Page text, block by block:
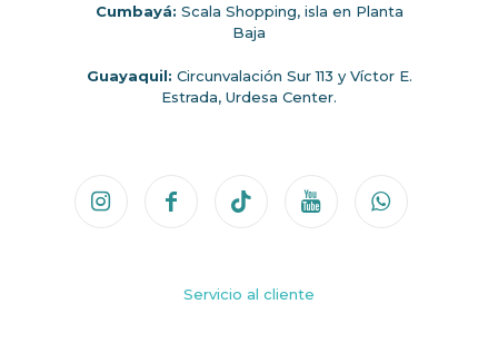
Cumbayá: Scala Shopping, isla en Planta
Baja
Guayaquil: Circunvalación Sur 113 y Víctor E.
Estrada, Urdesa Center.
Servicio al cliente